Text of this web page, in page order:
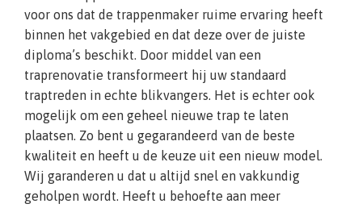
voor ons dat de trappenmaker ruime ervaring heeft
binnen het vakgebied en dat deze over de juiste
diploma’s beschikt. Door middel van een
traprenovatie transformeert hij uw standaard
traptreden in echte blikvangers. Het is echter ook
mogelijk om een geheel nieuwe trap te laten
plaatsen. Zo bent u gegarandeerd van de beste
kwaliteit en heeft u de keuze uit een nieuw model.
Wij garanderen u dat u altijd snel en vakkundig
geholpen wordt. Heeft u behoefte aan meer